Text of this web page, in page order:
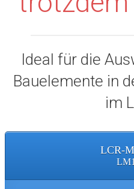
Ideal für die
Bauelemente in
im
LCR-